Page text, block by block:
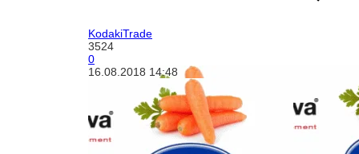
KodakiTrade
3524
0
16.08.2018 14:48